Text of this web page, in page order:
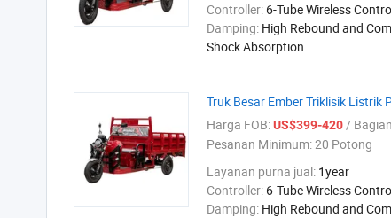
Controller: 6-Tube Wireless
Damping: High Rebound and
Shock Absorption
Truk Besar Ember Triklisik Listrik
Harga FOB:US$399-420/ Bagian
Pesanan Minimum:20 Potong
Layanan purna jual: 1year
Controller: 6-Tube Wireless
Damping: High Rebound and